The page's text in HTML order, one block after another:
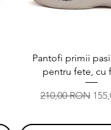
Afișare
Pantofi primii
pentru fete, cu
Preț normal
210,00 RON